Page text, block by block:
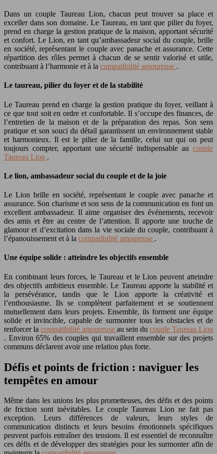
Dans un couple Taureau Lion, chacun peut trouver sa place et
exceller dans son domaine. Le Taureau, en tant que pilier du foyer,
prend en charge la gestion pratique de la maison, apportant sécurité
et confort. Le Lion, en tant qu’ambassadeur social du couple, brille
en société, représentant le couple avec panache et assurance. Cette
répartition des rôles permet à chacun de se sentir valorisé et utile,
contribuant à l’harmonie et à la compatibilité amoureuse .
Le taureau, pilier du foyer et de la stabilité
Le Taureau prend en charge la gestion pratique du foyer, veillant à
ce que tout soit en ordre et confortable. Il s’occupe des finances, de
l’entretien de la maison et de la préparation des repas. Son sens
pratique et son souci du détail garantissent un environnement stable
et harmonieux. Il est le pilier de la famille, celui sur qui on peut
toujours compter, apportant une sécurité indispensable au couple
Taureau Lion .
Le lion, ambassadeur social du couple et de la joie
Le Lion brille en société, représentant le couple avec panache et
assurance. Son charisme et son sens de la communication en font un
excellent ambassadeur. Il aime organiser des événements, recevoir
des amis et être au centre de l’attention. Il apporte une touche de
glamour et d’excitation dans la vie sociale du couple, contribuant à
l’épanouissement et à la compatibilité amoureuse .
Une équipe solide : atteindre les objectifs ensemble
En combinant leurs forces, le Taureau et le Lion peuvent atteindre
des objectifs ambitieux ensemble. Le Taureau apporte la stabilité et
la persévérance, tandis que le Lion apporte la créativité et
l’enthousiasme. Ils se complètent parfaitement et se soutiennent
mutuellement dans leurs projets. Ensemble, ils forment une équipe
solide et invincible, capable de surmonter tous les obstacles et de
renforcer la compatibilité amoureuse au sein du couple Taureau Lion
. Environ 65% des couples qui travaillent ensemble sur des projets
communs déclarent avoir une relation plus forte.
Défis et points de friction : naviguer les
tempêtes en amour
Même dans les unions les plus prometteuses, des défis et des points
de friction sont inévitables. Le couple Taureau Lion ne fait pas
exception. Leurs différences de valeurs, leurs styles de
communication distincts et leurs besoins émotionnels spécifiques
peuvent parfois entraîner des tensions. Il est essentiel de reconnaître
ces défis et de développer des stratégies pour les surmonter afin de